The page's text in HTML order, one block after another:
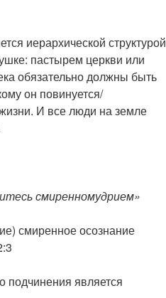
иерархической структурой
пастырем церкви или
обязательно должны быть
он повинуется/
И все люди на земле
смиренномудрием»
смиренное осознание
подчинения является